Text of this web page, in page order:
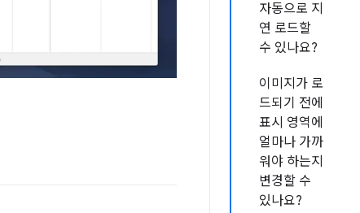
자동으로 지
연 로드할
수 있나요?
이미지가 로
드되기 전에
표시 영역에
얼마나 가까
워야 하는지
변경할 수
있나요?